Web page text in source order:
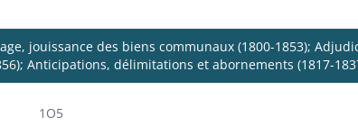
jouissance des biens communaux (1800-1853);
Anticipations, délimitations et abornements (1817-
1O5